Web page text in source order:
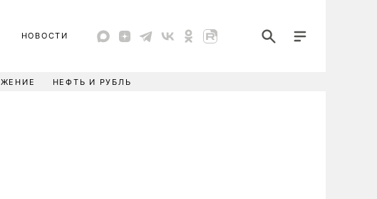
НОВОСТИ
НЕФТЬ И РУБЛЬ